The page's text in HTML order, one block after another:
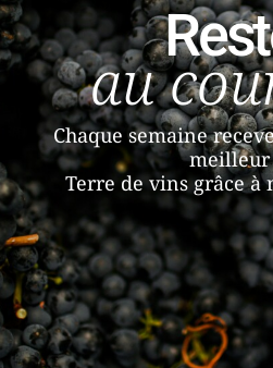
au
Chaque semaine
meilleur
Terre de vins grâce